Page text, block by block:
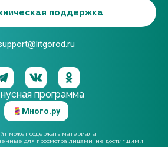
программа
Много.ру
может содержать материалы,
для просмотра лицами, не достигшими
поддержка